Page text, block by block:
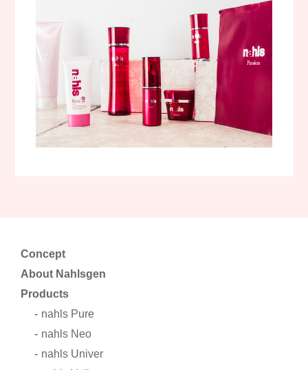
Concept
About Nahlsgen
Products
nahls Pure
nahls Neo
nahls Univer